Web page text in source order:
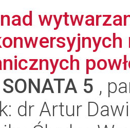
SONATA 5 ,
dr Artur